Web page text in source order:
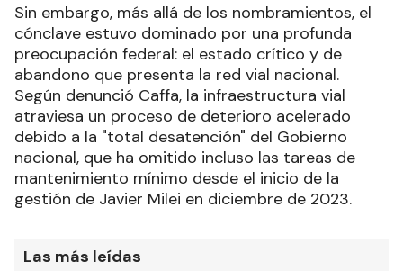
Sin embargo, más allá de los nombramientos, el
cónclave estuvo dominado por una profunda
preocupación federal: el estado crítico y de
abandono que presenta la red vial nacional.
Según denunció Caffa, la infraestructura vial
atraviesa un proceso de deterioro acelerado
debido a la "total desatención" del Gobierno
nacional, que ha omitido incluso las tareas de
mantenimiento mínimo desde el inicio de la
gestión de Javier Milei en diciembre de 2023.
Las más leídas